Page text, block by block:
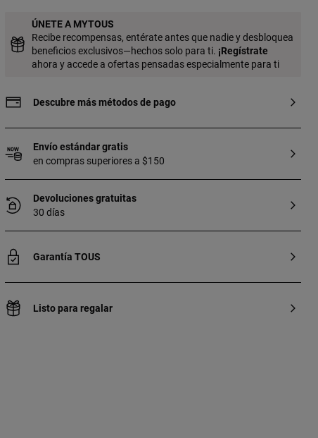
Cierre deslizante. Pieza fabricada con
plata de primera ley con baño de oro de
18 a 23 kt y 3 micras de espesor. Esta
calidad garantiza una mayor durabilidad
de la joya. Nota: Pieza elaborada con
ÚNETE A MYTOUS
Recibe recompensas, entérate antes que nadie y desbloquea
beneficios exclusivos—hechos solo para ti. ¡Regístrate
ahora y accede a ofertas pensadas especialmente para ti
Descubre más métodos de pago
Envío estándar gratis
en compras superiores a $150
Devoluciones gratuitas
30 días
Garantía TOUS
Listo para regalar